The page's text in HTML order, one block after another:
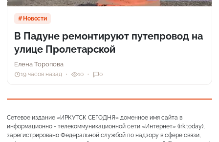
Новости
В Падуне ремонтируют путепровод на
улице Пролетарской
Елена Торопова
19 часов назад 10 0
Сетевое издание «ИРКУТСК СЕГОДНЯ» доменное имя сайта в
информационно - телекоммуникационной сети «Интернет» (irk.today),
зарегистрировано Федеральной службой по надзору в сфере связи,